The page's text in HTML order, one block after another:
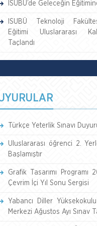
ISUBÜ’de Geleceğin
ISUBÜ Teknoloji
Eğitimi Uluslararası
Taçlandı
Türkçe Yeterlik Sınavı
Uluslararası öğrenci 2.
Başlamıştır
Grafik Tasarımı Programı
Çevrim İçi Yıl Sonu Sergisi
Yabancı Diller
Merkezi Ağustos Ayı Sınav